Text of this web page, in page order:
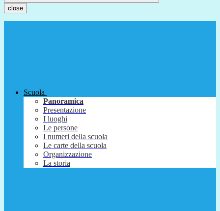
close
Scuola
Panoramica
Presentazione
I luoghi
Le persone
I numeri della scuola
Le carte della scuola
Organizzazione
La storia